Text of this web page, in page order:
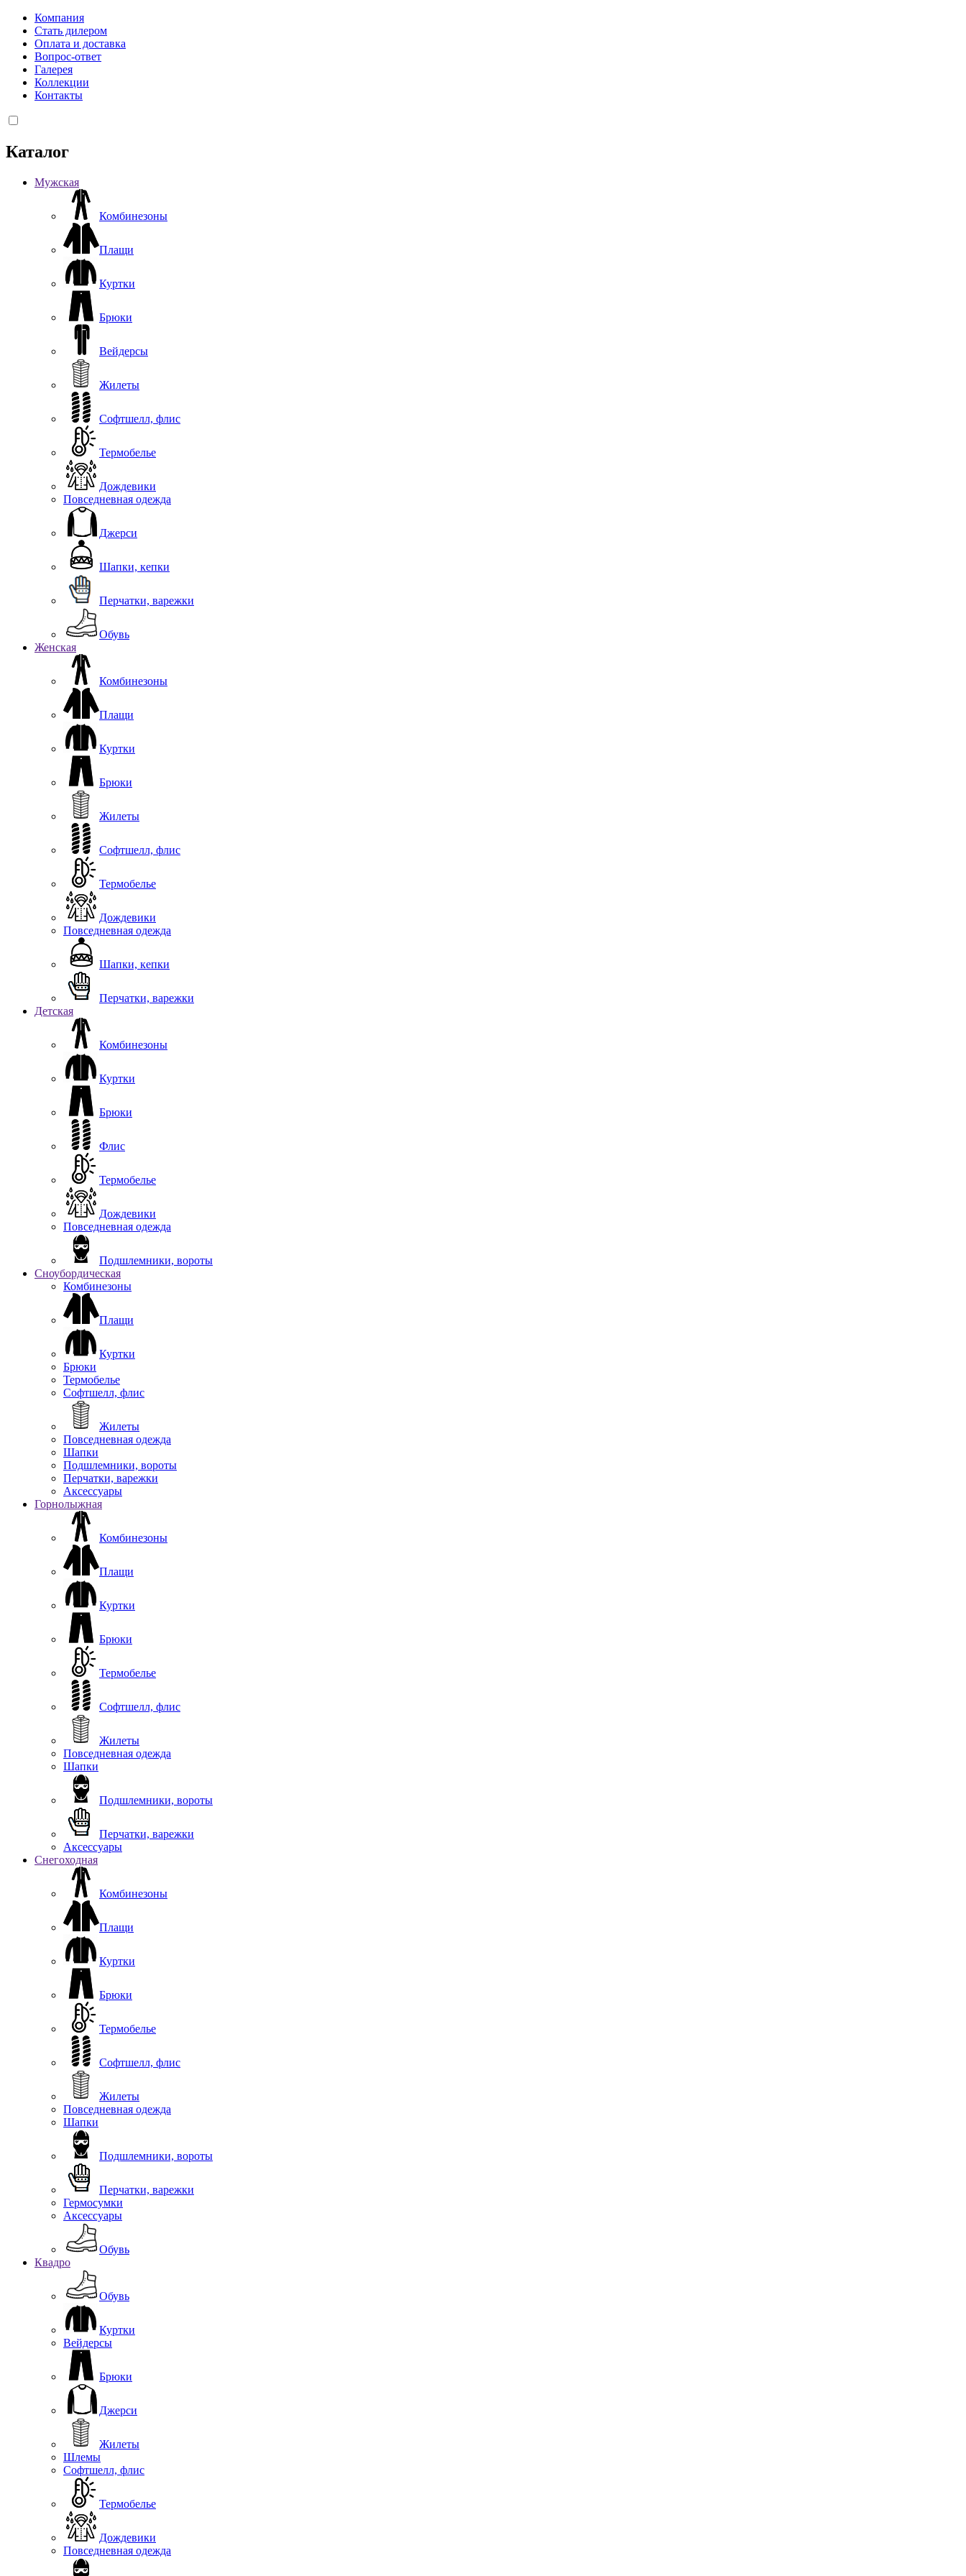
Компания
Стать дилером
Оплата и доставка
Вопрос-ответ
Галерея
Коллекции
Контакты
Каталог
Мужская
Комбинезоны
Плащи
Куртки
Брюки
Вейдерсы
Жилеты
Софтшелл, флис
Термобелье
Дождевики
Повседневная одежда
Джерси
Шапки, кепки
Перчатки, варежки
Обувь
Женская
Комбинезоны
Плащи
Куртки
Брюки
Жилеты
Софтшелл, флис
Термобелье
Дождевики
Повседневная одежда
Шапки, кепки
Перчатки, варежки
Детская
Комбинезоны
Куртки
Брюки
Флис
Термобелье
Дождевики
Повседневная одежда
Подшлемники, вороты
Сноубордическая
Комбинезоны
Плащи
Куртки
Брюки
Термобелье
Софтшелл, флис
Жилеты
Повседневная одежда
Шапки
Подшлемники, вороты
Перчатки, варежки
Аксессуары
Горнолыжная
Комбинезоны
Плащи
Куртки
Брюки
Термобелье
Софтшелл, флис
Жилеты
Повседневная одежда
Шапки
Подшлемники, вороты
Перчатки, варежки
Аксессуары
Снегоходная
Комбинезоны
Плащи
Куртки
Брюки
Термобелье
Софтшелл, флис
Жилеты
Повседневная одежда
Шапки
Подшлемники, вороты
Перчатки, варежки
Гермосумки
Аксессуары
Обувь
Квадро
Обувь
Куртки
Вейдерсы
Брюки
Джерси
Жилеты
Шлемы
Софтшелл, флис
Термобелье
Дождевики
Повседневная одежда